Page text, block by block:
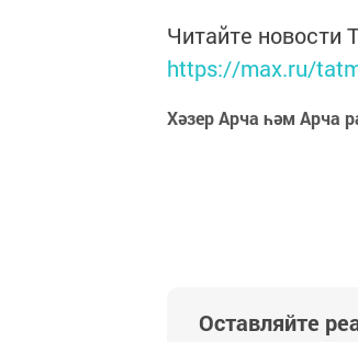
Читайте новости
https://max.ru/
Хәзер Арча һәм Арча
Оставляйте